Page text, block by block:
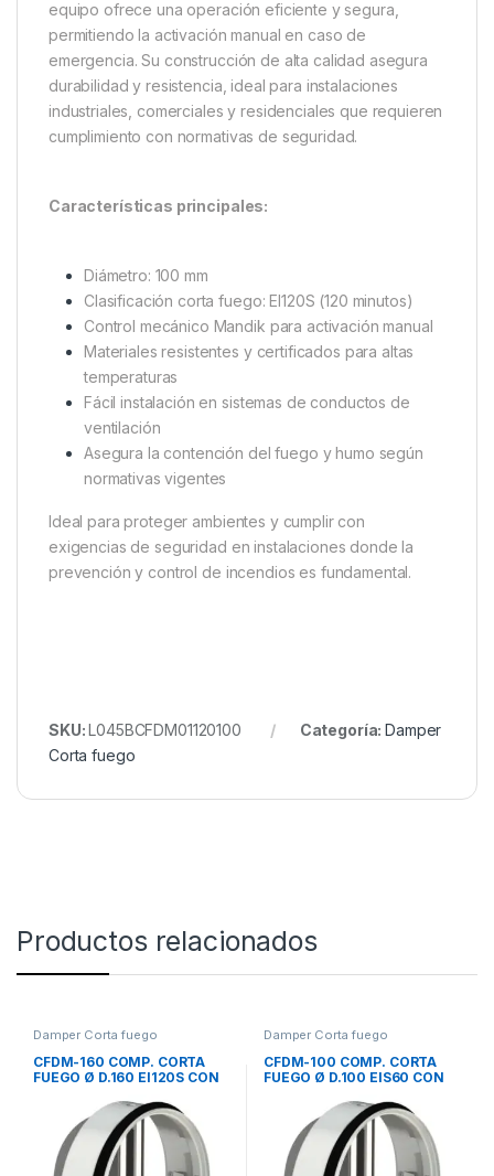
equipo ofrece una operación eficiente y segura,
permitiendo la activación manual en caso de
emergencia. Su construcción de alta calidad asegura
durabilidad y resistencia, ideal para instalaciones
industriales, comerciales y residenciales que requieren
cumplimiento con normativas de seguridad.
Características principales:
Diámetro: 100 mm
Clasificación corta fuego: EI120S (120 minutos)
Control mecánico Mandik para activación manual
Materiales resistentes y certificados para altas
temperaturas
Fácil instalación en sistemas de conductos de
ventilación
Asegura la contención del fuego y humo según
normativas vigentes
Ideal para proteger ambientes y cumplir con
exigencias de seguridad en instalaciones donde la
prevención y control de incendios es fundamental.
SKU:L045BCFDM01120100 Categoría:Damper
Corta fuego
Productos relacionados
Damper Corta fuego
CFDM-160 COMP. CORTA
FUEGO Ø D.160 EI120S CON
Damper Corta fuego
CFDM-100 COMP. CORTA
FUEGO Ø D.100 EIS60 CON